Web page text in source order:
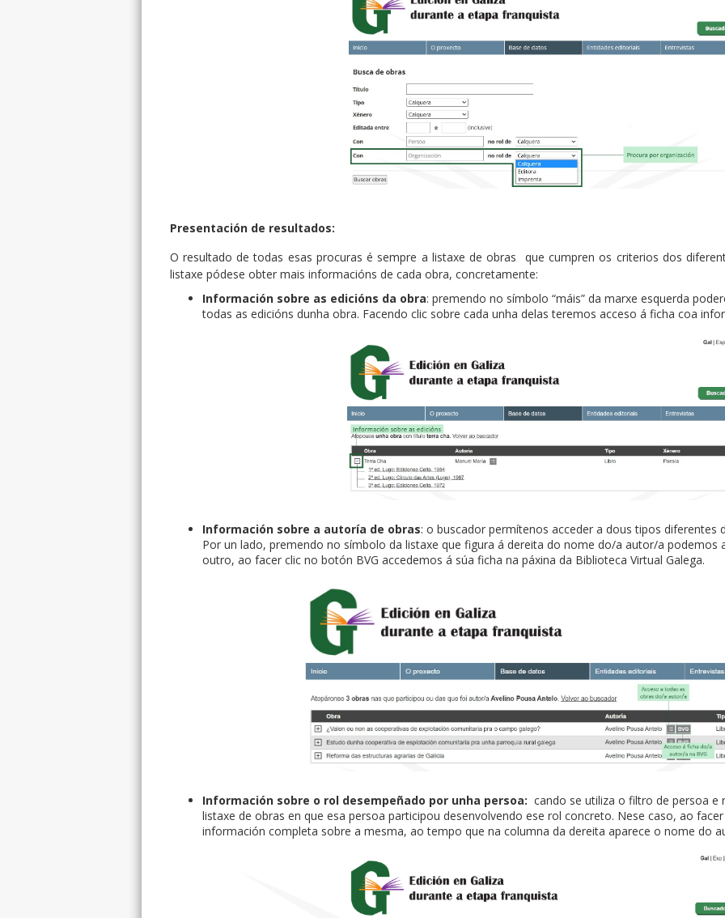
Presentación de resultados:
O resultado de todas esas procuras é sempre a listaxe de obras que cumpren os criterios dos
listaxe pódese obter mais informacións de cada obra, concretamente:
Información sobre as edicións da obra: premendo no símbolo “máis” da marxe esquerda
todas as edicións dunha obra. Facendo clic sobre cada unha delas teremos acceso á ficha coa
Información sobre a autoría de obras: o buscador permítenos acceder a dous tipos diferentes
Por un lado, premendo no símbolo da listaxe que figura á dereita do nome do/a autor/a podemos
outro, ao facer clic no botón BVG accedemos á súa ficha na páxina da Biblioteca Virtual Galega.
Información sobre o rol desempeñado por unha persoa: cando se utiliza o filtro de persoa
listaxe de obras en que esa persoa participou desenvolvendo ese rol concreto. Nese caso, ao
información completa sobre a mesma, ao tempo que na columna da dereita aparece o nome do